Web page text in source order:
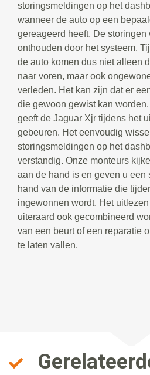
storingsmeldingen op het
wanneer de auto op een
gereageerd heeft. De
onthouden door het systeem.
de auto komen dus niet alleen
naar voren, maar ook
verleden. Het kan zijn dat er
die gewoon gewist kan
geeft de Jaguar Xjr tijdens het
gebeuren. Het eenvoudig
storingsmeldingen op het
verstandig. Onze monteurs
aan de hand is en geven u een
hand van de informatie die
ingewonnen wordt. Het
uiteraard ook gecombineerd
van een beurt of een reparatie
te laten vallen.